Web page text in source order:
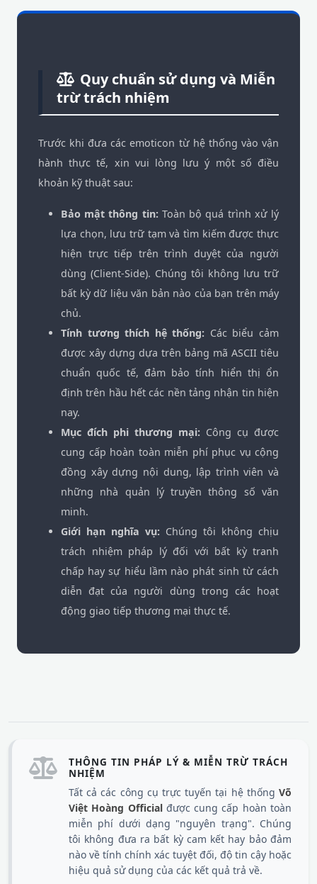
Quy chuẩn sử dụng và Miễn
trừ trách nhiệm
Trước khi đưa các emoticon từ hệ thống vào vận
hành thực tế, xin vui lòng lưu ý một số điều
khoản kỹ thuật sau:
Bảo mật thông tin: Toàn bộ quá trình xử lý
lựa chọn, lưu trữ tạm và tìm kiếm được thực
hiện trực tiếp trên trình duyệt của người
dùng (Client-Side). Chúng tôi không lưu trữ
bất kỳ dữ liệu văn bản nào của bạn trên máy
chủ.
Tính tương thích hệ thống: Các biểu cảm
được xây dựng dựa trên bảng mã ASCII tiêu
chuẩn quốc tế, đảm bảo tính hiển thị ổn
định trên hầu hết các nền tảng nhận tin hiện
nay.
Mục đích phi thương mại: Công cụ được
cung cấp hoàn toàn miễn phí phục vụ cộng
đồng xây dựng nội dung, lập trình viên và
những nhà quản lý truyền thông số văn
minh.
Giới hạn nghĩa vụ: Chúng tôi không chịu
trách nhiệm pháp lý đối với bất kỳ tranh
chấp hay sự hiểu lầm nào phát sinh từ cách
diễn đạt của người dùng trong các hoạt
động giao tiếp thương mại thực tế.
THÔNG TIN PHÁP LÝ & MIỄN TRỪ TRÁCH
NHIỆM
Tất cả các công cụ trực tuyến tại hệ thống Võ
Việt Hoàng Officialđược cung cấp hoàn toàn
miễn phí dưới dạng "nguyên trạng". Chúng
tôi không đưa ra bất kỳ cam kết hay bảo đảm
nào về tính chính xác tuyệt đối, độ tin cậy hoặc
hiệu quả sử dụng của các kết quả trả về.